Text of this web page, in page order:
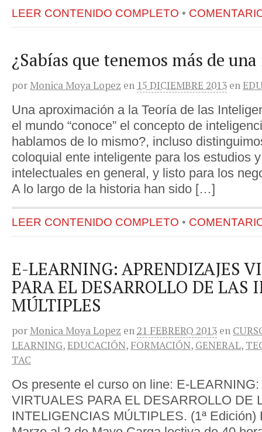
LEER CONTENIDO COMPLETO •
¿Sabías que tenemos más de
por Monica Moya Lopez en 15 DICIEMBRE 2013 en
Una aproximación a la Teoría de las
el mundo “conoce” el concepto de
hablamos de lo mismo?, incluso
coloquial ente inteligente para los estudios
intelectuales en general, y listo para los
A lo largo de la historia han sido […]
LEER CONTENIDO COMPLETO •
E-LEARNING: APRENDIZAJES
PARA EL DESARROLLO DE LAS
MÚLTIPLES
por Monica Moya Lopez en 21 FEBRERO 2013 en
LEARNING,EDUCACIÓN, FORMACIÓN, GENERAL,
TAC
Os presente el curso on line: E-
VIRTUALES PARA EL DESARROLLO DE
INTELIGENCIAS MÚLTIPLES. (1ª Edición)